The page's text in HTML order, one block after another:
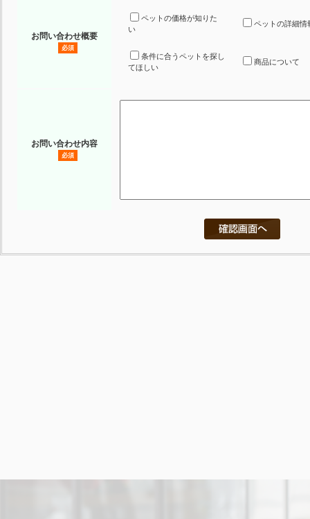
お問い合わせ概要
必須
ペットの価格が知りた
い
ペットの詳細情
条件に合うペットを探し
てほしい
商品について
お問い合わせ内容
必須